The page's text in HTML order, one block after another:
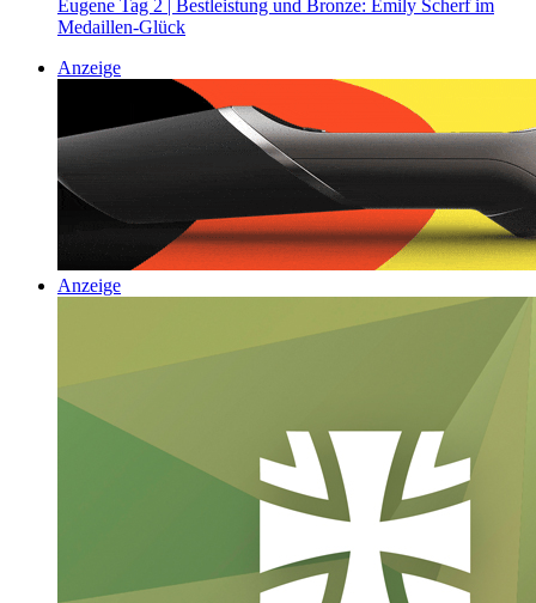
Eugene Tag 2 | Bestleistung und Bronze: Emily Scherf im
Medaillen-Glück
Anzeige
Anzeige